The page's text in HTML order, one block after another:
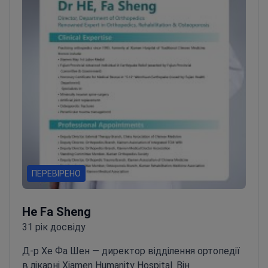
наукові праці та навчає гематологів.
ПЕРЕВІРЕНО
He Fa Sheng
Д-р Хе Фа Шен — директор відділення ортопедії
в лікарні Xiamen Humanity Hospital. Він
спеціалізується на використанні КТ-візуалізації
для планування малоінвазивних операцій на